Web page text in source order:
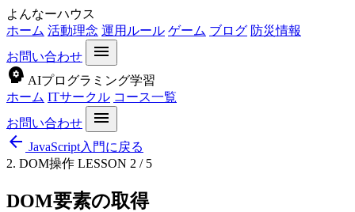
よんなーハウス
ホーム 活動理念 運用ルール ゲーム ブログ 防災情報
お問い合わせ
menu
psychology AIプログラミング学習
ホーム ITサークル コース一覧
お問い合わせ
menu
arrow_back JavaScript入門に戻る
2. DOM操作 LESSON 2 / 5
DOM要素の取得